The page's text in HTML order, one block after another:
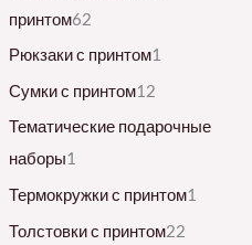
принтом62
Рюкзаки с принтом1
Сумки с принтом12
Тематические подарочные
наборы1
Термокружки с принтом1
Толстовки с принтом22